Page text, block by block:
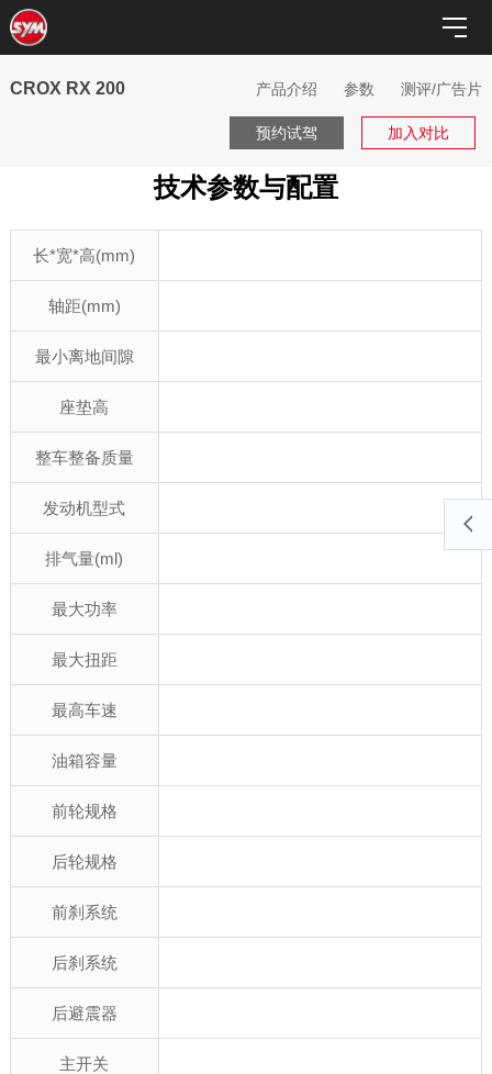
CROX RX 200 产品介绍 参数 测评/广告片
预约试驾 加入对比
技术参数与配置
长*宽*高(mm)
轴距(mm)
最小离地间隙
座垫高
整车整备质量
发动机型式
排气量(ml)
最大功率
最大扭距
最高车速
油箱容量
前轮规格
后轮规格
前刹系统
后刹系统
后避震器
主开关